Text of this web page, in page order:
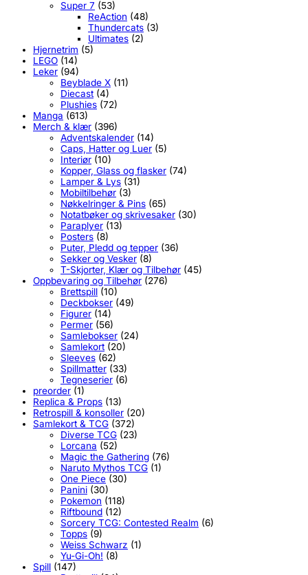
Super 7 (53)
ReAction (48)
Thundercats (3)
Ultimates (2)
Hjernetrim (5)
LEGO (14)
Leker (94)
Beyblade X (11)
Diecast (4)
Plushies (72)
Manga (613)
Merch & klær (396)
Adventskalender (14)
Caps, Hatter og Luer (5)
Interiør (10)
Kopper, Glass og flasker (74)
Lamper & Lys (31)
Mobiltilbehør (3)
Nøkkelringer & Pins (65)
Notatbøker og skrivesaker (30)
Paraplyer (13)
Posters (8)
Puter, Pledd og tepper (36)
Sekker og Vesker (8)
T-Skjorter, Klær og Tilbehør (45)
Oppbevaring og Tilbehør (276)
Brettspill (10)
Deckbokser (49)
Figurer (14)
Permer (56)
Samlebokser (24)
Samlekort (20)
Sleeves (62)
Spillmatter (33)
Tegneserier (6)
preorder (1)
Replica & Props (13)
Retrospill & konsoller (20)
Samlekort & TCG (372)
Diverse TCG (23)
Lorcana (52)
Magic the Gathering (76)
Naruto Mythos TCG (1)
One Piece (30)
Panini (30)
Pokemon (118)
Riftbound (12)
Sorcery TCG: Contested Realm (6)
Topps (9)
Weiss Schwarz (1)
Yu-Gi-Oh! (8)
Spill (147)